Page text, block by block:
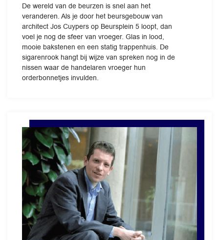
De wereld van de beurzen is snel aan het
veranderen. Als je door het beursgebouw van
architect Jos Cuypers op Beursplein 5 loopt, dan
voel je nog de sfeer van vroeger. Glas in lood,
mooie bakstenen en een statig trappenhuis. De
sigarenrook hangt bij wijze van spreken nog in de
nissen waar de handelaren vroeger hun
orderbonnetjes invulden.